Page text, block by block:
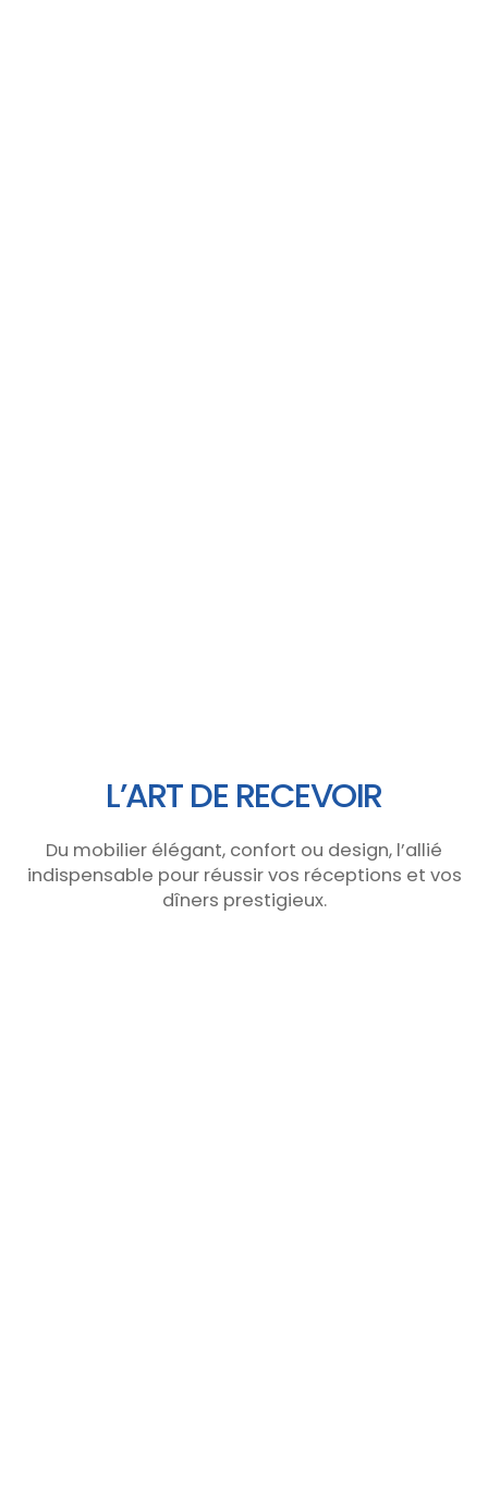
L’ART DE RECEVOIR
Du mobilier élégant, confort ou design, l’allié
indispensable pour réussir vos réceptions et vos
dîners prestigieux.